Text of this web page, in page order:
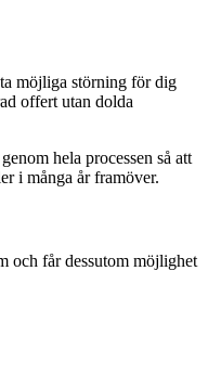
möjliga störning för dig
offert utan dolda
hela processen så att
i många år framöver.
och får dessutom möjlighet